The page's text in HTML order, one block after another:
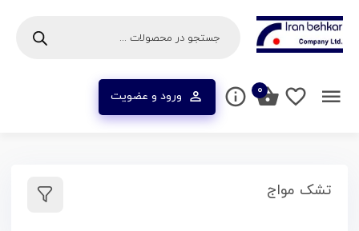
ورود و عضویت ۰
تشک مواج